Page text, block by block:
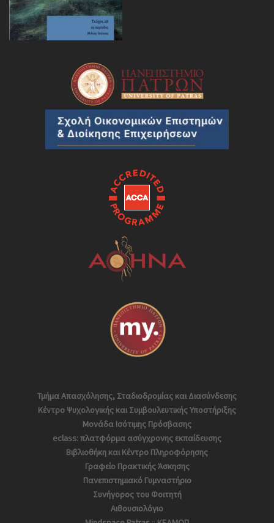
Τμήμα Απασχόλησης, Σταδιοδρομίας και Διασύνδεσης
Κέντρο Ψυχολογικής και Συμβουλευτικής Υποστήριξης
Μονάδα Ισότιμης Πρόσβασης
eclass: πλατφόρμα ασύγχρονης εκπαίδευσης
Βιβλιοθήκη και Κέντρο Πληροφόρησης
Γραφείο Πρακτικής Άσκησης
Πανεπιστημιακό Γυμναστήριο
Συνήγορος του Φοιτητή
Αιθουσιολόγιο